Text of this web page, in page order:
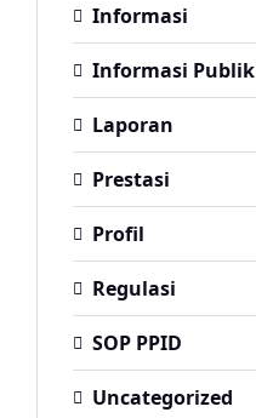
Informasi
Informasi Publik
Laporan
Prestasi
Profil
Regulasi
SOP PPID
Uncategorized